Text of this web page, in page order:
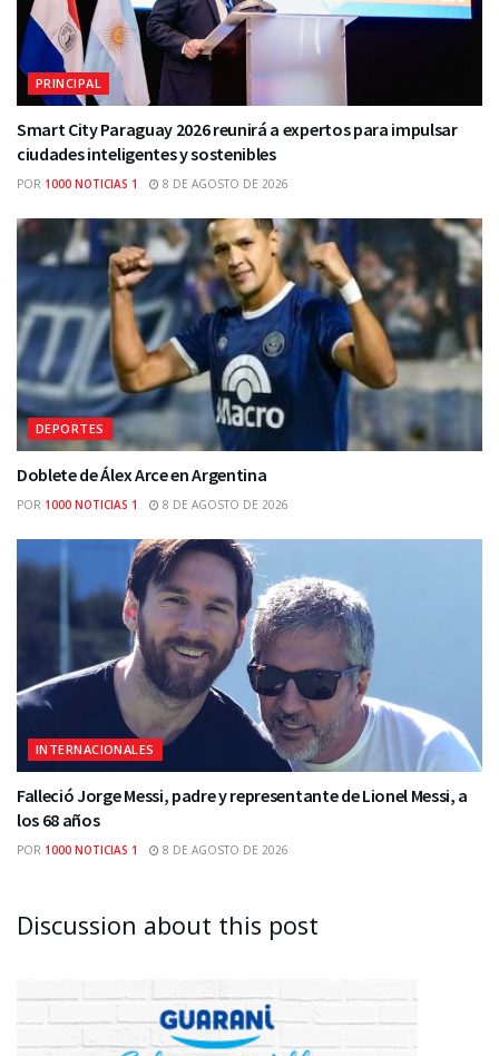
PRINCIPAL
Smart City Paraguay 2026 reunirá a expertos para impulsar
ciudades inteligentes y sostenibles
POR 1000 NOTICIAS 1 8 DE AGOSTO DE 2026
DEPORTES
Doblete de Álex Arce en Argentina
POR 1000 NOTICIAS 1 8 DE AGOSTO DE 2026
INTERNACIONALES
Falleció Jorge Messi, padre y representante de Lionel Messi, a
los 68 años
POR 1000 NOTICIAS 1 8 DE AGOSTO DE 2026
Discussion about this post